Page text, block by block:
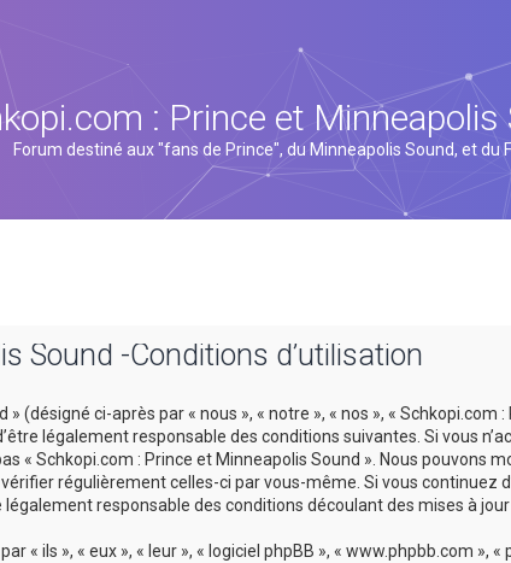
: Prince et Minneapolis
Forum destiné aux "fans de Prince", du Minneapolis Sound, et du
Sound -Conditions d’utilisation
(désigné ci-après par « nous », « notre », « nos », « Schkopi.com
légalement responsable des conditions suivantes. Si vous
« Schkopi.com : Prince et Minneapolis Sound ». Nous pouvons
régulièrement celles-ci par vous-même. Si vous continuez
responsable des conditions découlant des mises à
« ils », « eux », « leur », « logiciel phpBB », « www.phpbb.com »,